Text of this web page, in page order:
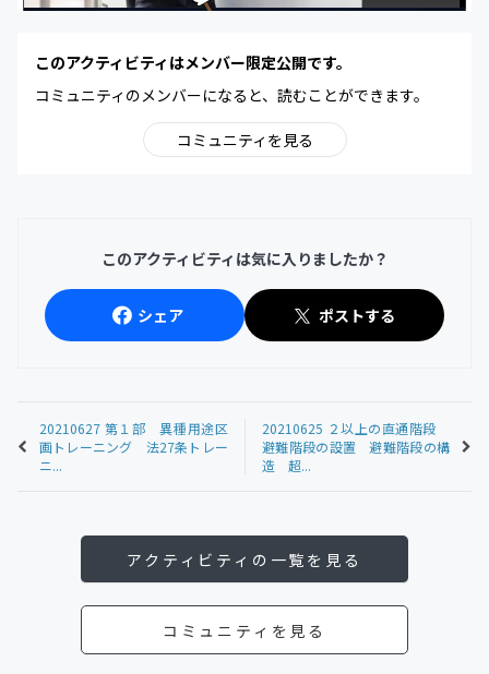
このアクティビティはメンバー限定公開です。
コミュニティのメンバーになると、読むことができます。
コミュニティを見る
このアクティビティは気に入りましたか？
シェア ポストする
20210627 第１部 異種用途区
画トレーニング 法27条トレー
ニ...
20210625 ２以上の直通階段
避難階段の設置 避難階段の構
造 超...
アクティビティの一覧を見る
コミュニティを見る